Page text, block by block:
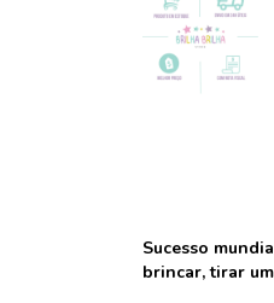
Sucesso
brincar, tirar